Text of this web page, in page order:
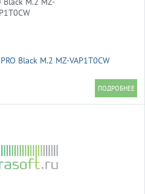
Black M.2 MZ-VAP1T0CW